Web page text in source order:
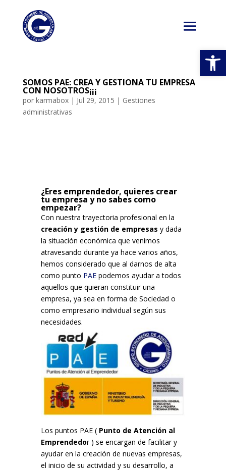
SOMOS PAE: CREA Y GESTIONA TU EMPRESA
CON NOSOTROS¡¡¡
por karmabox| Jul 29, 2015 | Gestiones
administrativas
¿Eres emprendedor, quieres crear
tu empresa y no sabes como
empezar?
Con nuestra trayectoria profesional en la
creación y gestión de empresas y dada
la situación económica que venimos
atravesando durante ya hace varios años,
hemos considerado que al darnos de alta
como punto PAEpodemos ayudar a todos
aquellos que quieran constituir una
empresa, ya sea en forma de Sociedad o
como empresario individual según sus
necesidades.
Los puntos PAE ( Punto de Atención al
Emprendedor ) se encargan de facilitar y
ayudar en la creación de nuevas empresas,
el inicio de su actividad y su desarrollo, a